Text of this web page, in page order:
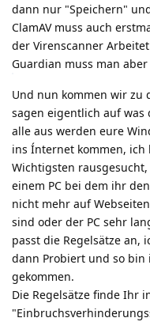
dann nur "Speichern"
ClamAV muss auch
der Virenscanner
Guardian muss man
Und nun kommen wir zu
sagen eigentlich auf was
alle aus werden eure
ins Ínternet kommen,
Wichtigsten
einem PC bei dem ihr
nicht mehr auf
sind oder der PC sehr
passt die Regelsätze an,
dann Probiert und so bin
gekommen.
Die Regelsätze finde Ihr